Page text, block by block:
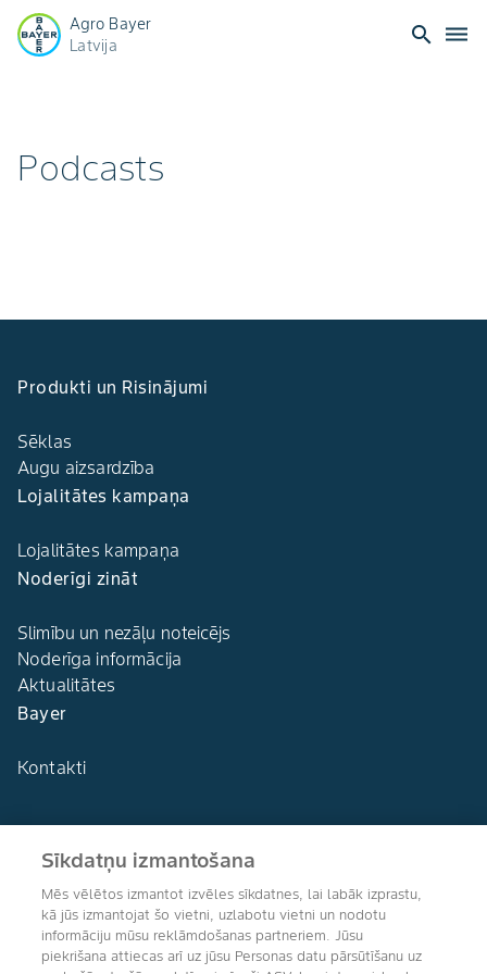
Agro Bayer
Latvija
search dehaze
Podcasts
Produkti un Risinājumi
Sēklas
Augu aizsardzība
Lojalitātes kampaņa
Lojalitātes kampaņa
Noderīgi zināt
Slimību un nezāļu noteicējs
Noderīga informācija
Aktualitātes
Bayer
Kontakti
Latvija
Sīkdatņu izmantošana
Mēs vēlētos izmantot izvēles sīkdatnes, lai labāk izprastu,
kā jūs izmantojat šo vietni, uzlabotu vietni un nodotu
informāciju mūsu reklāmdošanas partneriem. Jūsu
piekrišana attiecas arī uz jūsu Personas datu pārsūtīšanu uz